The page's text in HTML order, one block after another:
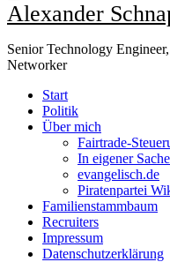
Alexander
Senior Technology
Networker
Start
Politik
Über mich
Fairtrade-
In eigener
evangelisch.de
Piratenpartei
Familienstammbaum
Recruiters
Impressum
Datenschutzerklärung